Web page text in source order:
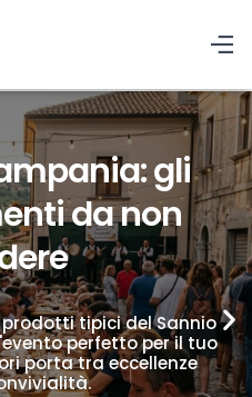
gli
da non
tipici del Sannio
perfetto per il tuo
porta tra eccellenze